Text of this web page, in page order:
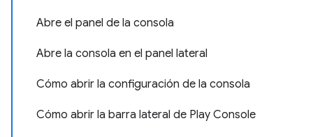
Abre el panel de la consola
Abre la consola en el panel lateral
Cómo abrir la configuración de la consola
Cómo abrir la barra lateral de Play Console